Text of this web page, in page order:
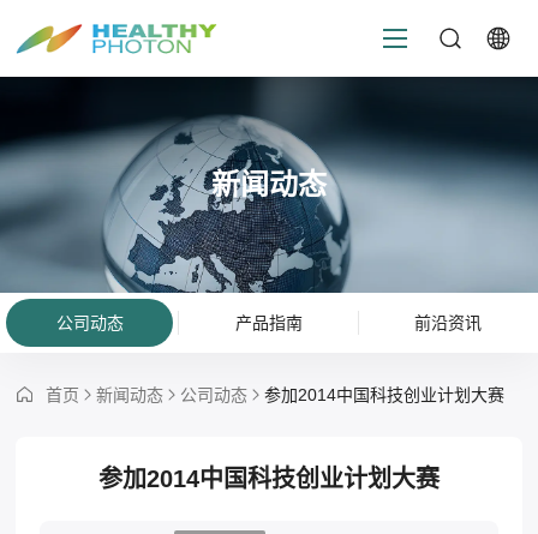
新闻动态
公司动态 产品指南 前沿资讯
首页 新闻动态 公司动态 参加2014中国科技创业计划大赛
参加2014中国科技创业计划大赛